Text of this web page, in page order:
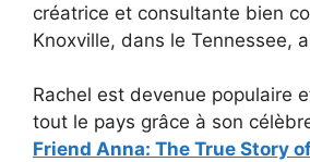
créatrice et consultante bien
Knoxville, dans le Tennessee,
Rachel est devenue populaire
tout le pays grâce à son
Friend Anna: The True Story